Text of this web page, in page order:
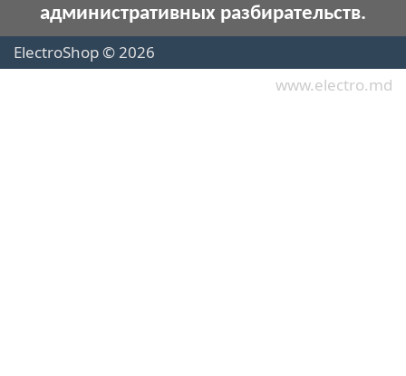
административных разбирательств.
ElectroShop © 2026
www.electro.md